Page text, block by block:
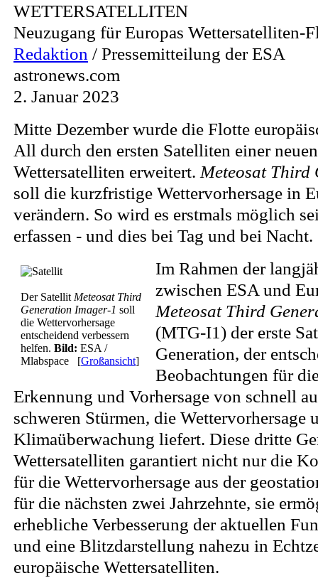
WETTERSATELLITEN
Neuzugang für Europas Wettersatelliten-
Redaktion / Pressemitteilung der ESA
astronews.com
2. Januar 2023
Mitte Dezember wurde die Flotte
All durch den ersten Satelliten einer
Wettersatelliten erweitert.Meteosat Third
soll die kurzfristige Wettervorhersage in
verändern. So wird es erstmals möglich
erfassen - und dies bei Tag und bei Nacht.
Der Satellit Meteosat Third
Generation Imager-1 soll
die Wettervorhersage
entscheidend verbessern
helfen. Bild: ESA /
Mlabspace [Großansicht]
Im Rahmen der
zwischen ESA und
Meteosat Third
(MTG-I1) der erste
Generation, der
Beobachtungen für
Erkennung und Vorhersage von schnell
schweren Stürmen, die Wettervorhersage
Klimaüberwachung liefert. Diese dritte
Wettersatelliten garantiert nicht nur die
für die Wettervorhersage aus der
für die nächsten zwei Jahrzehnte, sie
erhebliche Verbesserung der aktuellen
und eine Blitzdarstellung nahezu in
europäische Wettersatelliten.